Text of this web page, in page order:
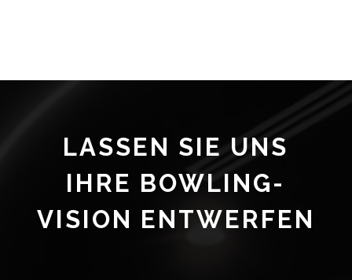
LASSEN SIE UNS
IHRE BOWLING-
VISION ENTWERFEN